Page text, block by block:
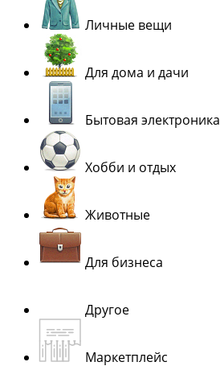
Личные вещи
Для дома и дачи
Бытовая электроника
Хобби и отдых
Животные
Для бизнеса
Другое
Маркетплейс